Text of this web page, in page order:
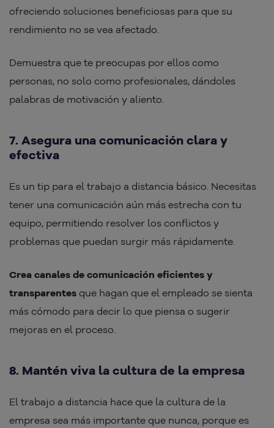
ofreciendo soluciones beneficiosas para que su
rendimiento no se vea afectado.
Demuestra que te preocupas por ellos como
personas, no solo como profesionales, dándoles
palabras de motivación y aliento.
7. Asegura una comunicación clara y
efectiva
Es un tip para el trabajo a distancia básico. Necesitas
tener una comunicación aún más estrecha con tu
equipo, permitiendo resolver los conflictos y
problemas que puedan surgir más rápidamente.
Crea canales de comunicación eficientes y
transparentes que hagan que el empleado se sienta
más cómodo para decir lo que piensa o sugerir
mejoras en el proceso.
8. Mantén viva la cultura de la empresa
El trabajo a distancia hace que la cultura de la
empresa sea más importante que nunca, porque es